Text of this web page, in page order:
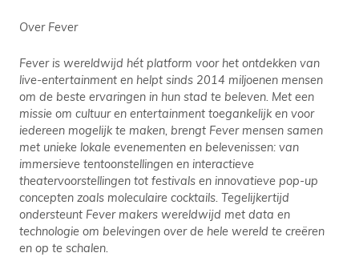
Over Fever
Fever is wereldwijd hét platform voor het ontdekken van
live-entertainment en helpt sinds 2014 miljoenen mensen
om de beste ervaringen in hun stad te beleven. Met een
missie om cultuur en entertainment toegankelijk en voor
iedereen mogelijk te maken, brengt Fever mensen samen
met unieke lokale evenementen en belevenissen: van
immersieve tentoonstellingen en interactieve
theatervoorstellingen tot festivals en innovatieve pop-up
concepten zoals moleculaire cocktails. Tegelijkertijd
ondersteunt Fever makers wereldwijd met data en
technologie om belevingen over de hele wereld te creëren
en op te schalen.